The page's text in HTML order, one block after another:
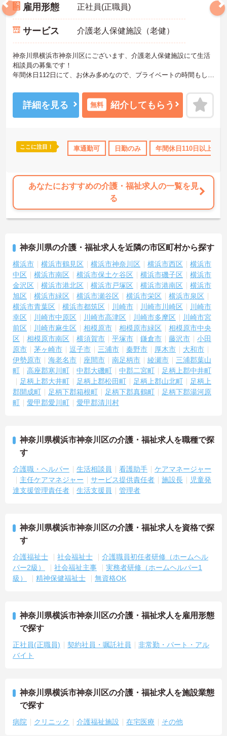
年間休日110日以上 ボーナス・賞与あり 社会保険完備
雇用形態 正社員(正職員)
サービス 介護老人保健施設（老健）
神奈川県横浜市神奈川区にございます、介護老人保健施設にて生活
相談員の募集です！
年間休日112日にて、お休み多めなので、プライベートの時間もしっ
ご興味のある方は、マイナビ介護職までお問い合わせください。
詳細を見る 無料 紹介してもらう
ここに注目！ 車通勤可 日勤のみ 年間休日110日以上
あなたにおすすめの介護・福祉求人の一覧を見
る
神奈川県の介護・福祉求人を近隣の市区町村から探す
横浜市 横浜市鶴見区 横浜市神奈川区 横浜市西区
横浜市
中区
横浜市南区 横浜市保土ケ谷区 横浜市磯子区
横浜市
金沢区
横浜市港北区 横浜市戸塚区 横浜市港南区
横浜市
旭区
横浜市緑区 横浜市瀬谷区 横浜市栄区
横浜市泉区
横浜市青葉区
横浜市都筑区 川崎市 川崎市川崎区
川崎市
幸区
川崎市中原区 川崎市高津区 川崎市多摩区
川崎市宮
前区
川崎市麻生区 相模原市 相模原市緑区
相模原市中央
区
相模原市南区 横須賀市 平塚市 鎌倉市 藤沢市
小田
原市
茅ヶ崎市 逗子市 三浦市 秦野市 厚木市
大和市
伊勢原市
海老名市 座間市 南足柄市 綾瀬市
三浦郡葉山
町
高座郡寒川町 中郡大磯町 中郡二宮町
足柄上郡中井町
足柄上郡大井町
足柄上郡松田町 足柄上郡山北町
足柄上
郡開成町
足柄下郡箱根町 足柄下郡真鶴町
足柄下郡湯河原
町
愛甲郡愛川町 愛甲郡清川村
神奈川県横浜市神奈川区の介護・福祉求人を職種で探
す
介護職・ヘルパー 生活相談員 看護助手
ケアマネージャー
主任ケアマネジャー
サービス提供責任者 施設長
児童発
達支援管理責任者
生活支援員 管理者
神奈川県横浜市神奈川区の介護・福祉求人を資格で探
す
介護福祉士 社会福祉士
介護職員初任者研修（ホームヘル
パー2級）
社会福祉主事
実務者研修（ホームヘルパー1
級）
精神保健福祉士 無資格OK
神奈川県横浜市神奈川区の介護・福祉求人を雇用形態
で探す
正社員(正職員) 契約社員・嘱託社員
非常勤・パート・アル
バイト
神奈川県横浜市神奈川区の介護・福祉求人を施設業態
で探す
病院 クリニック 介護福祉施設 在宅医療 その他